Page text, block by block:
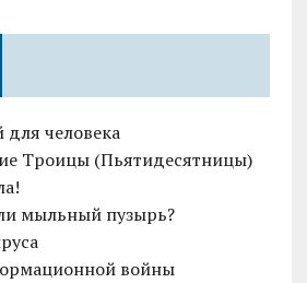
для человека
Троицы (Пьятидесятницы)
мыльный пузырь?
войны